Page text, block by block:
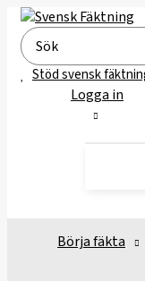
Hoppa
till
innehåll
Search
for:
Stöd svensk
Logga in
Börja fäkta